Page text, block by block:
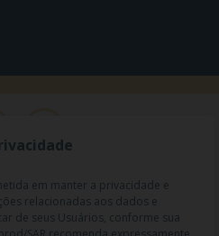
em manter a privacidade e
relacionadas aos dados e
de seus Usuários, conforme sua